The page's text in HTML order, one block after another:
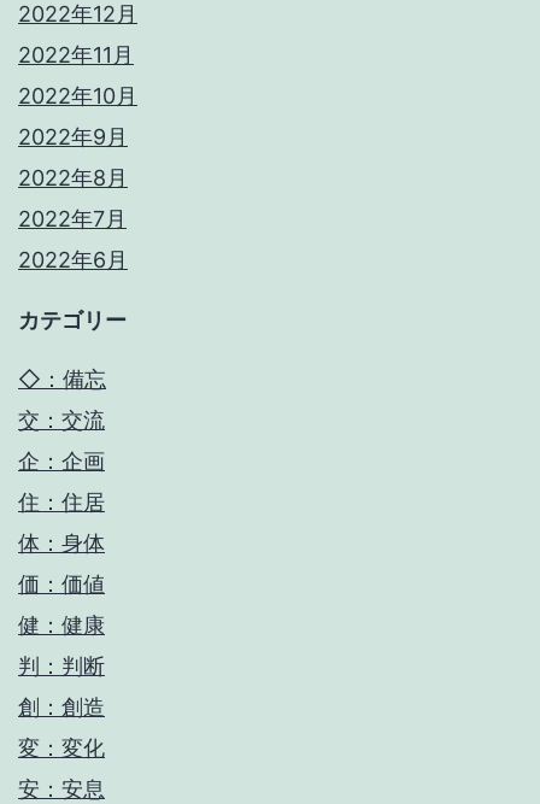
2022年12月
2022年11月
2022年10月
2022年9月
2022年8月
2022年7月
2022年6月
カテゴリー
◇：備忘
交：交流
企：企画
住：住居
体：身体
価：価値
健：健康
判：判断
創：創造
変：変化
安：安息